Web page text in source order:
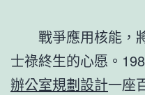
戰爭應用核能，
士祿終生的心愿。
辦公室規劃設計一座